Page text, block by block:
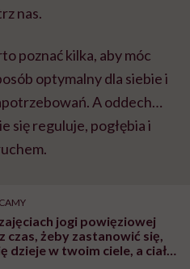
nas.
poznać kilka, aby móc
optymalny dla siebie i
A oddech…
się reguluje, pogłębia i
jogi powięziowej
czas, żeby zastanowić się,
dzieje w twoim ciele, a ciało